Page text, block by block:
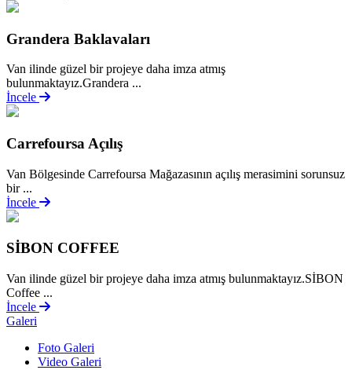
Grandera Baklavaları
Van ilinde güzel bir projeye daha imza atmış
bulunmaktayız.Grandera ...
İncele
Carrefoursa Açılış
Van Bölgesinde Carrefoursa Mağazasının açılış merasimini sorunsuz
bir ...
İncele
SİBON COFFEE
Van ilinde güzel bir projeye daha imza atmış bulunmaktayız.SİBON
Coffee ...
İncele
Galeri
Foto Galeri
Video Galeri